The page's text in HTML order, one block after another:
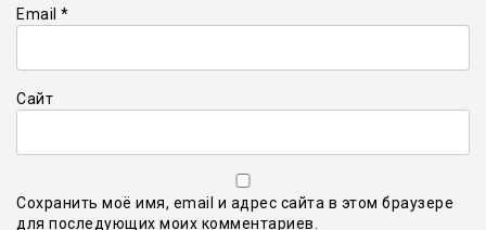
Email *
Сайт
Сохранить моё имя, email и адрес сайта в этом браузере
для последующих моих комментариев.